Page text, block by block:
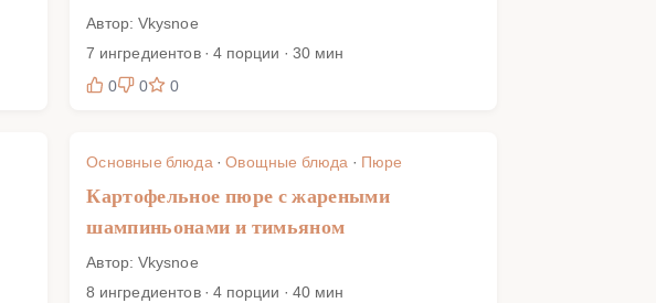
Автор: Vkysnoe
7 ингредиентов · 4 порции · 30 мин
0
0 0
Основные блюда·Овощные блюда · Пюре
Картофельное пюре с жареными
шампиньонами и тимьяном
Автор: Vkysnoe
8 ингредиентов · 4 порции · 40 мин